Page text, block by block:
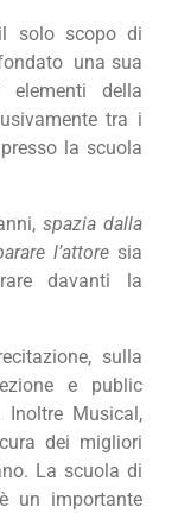
solo scopo di
una sua
della
tra i
la scuola
spazia dalla
l’attore sia
davanti la
sulla
e public
Inoltre Musical,
dei migliori
La scuola di
un importante